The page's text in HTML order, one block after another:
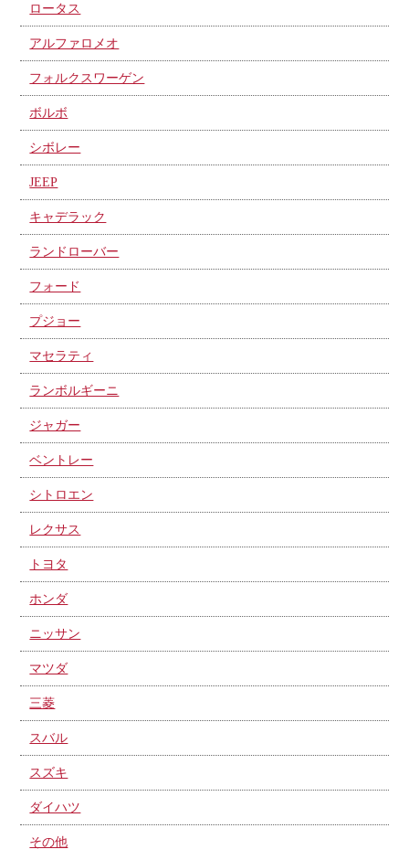
ロータス
アルファロメオ
フォルクスワーゲン
ボルボ
シボレー
JEEP
キャデラック
ランドローバー
フォード
プジョー
マセラティ
ランボルギーニ
ジャガー
ベントレー
シトロエン
レクサス
トヨタ
ホンダ
ニッサン
マツダ
三菱
スバル
スズキ
ダイハツ
その他